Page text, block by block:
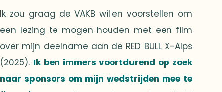
Ik zou graag de VAKB willen voorstellen om
een lezing te mogen houden met een film
over mijn deelname aan de RED BULL X-Alps
(2025). Ik ben immers voortdurend op zoek
naar sponsors om mijn wedstrijden mee te